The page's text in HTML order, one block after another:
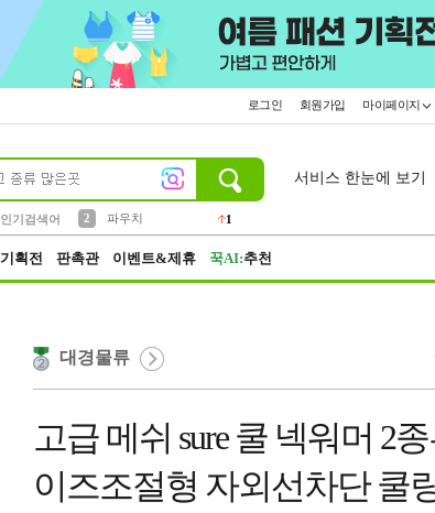
로그인 회원가입 마이페이지
인기검색어
2
파우치
1
서비스 한눈에 보기
기획전 판촉관 이벤트&제휴 꾹AI:추천
대경물류
고급 메쉬 sure 쿨 넥워머 2
이즈조절형 자외선차단 쿨